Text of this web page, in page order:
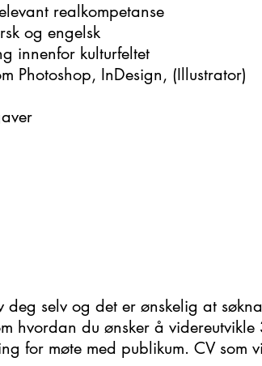
realkompetanse
og engelsk
innenfor kulturfeltet
Photoshop, InDesign, (Illustrator)
selv og det er ønskelig at
hvordan du ønsker å videreutvikle
for møte med publikum. CV som